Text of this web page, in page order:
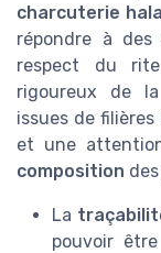
charcuterie
répondre à
respect du
rigoureux de
issues de filières
et une
composition
La
pouvoir